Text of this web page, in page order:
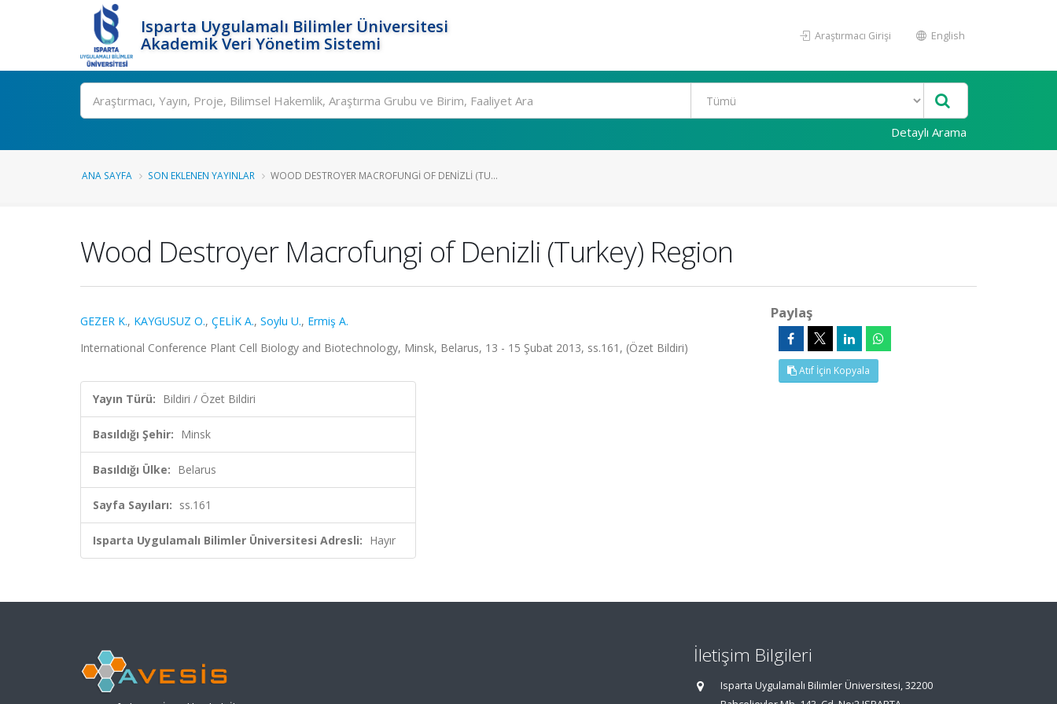
Isparta Uygulamalı Bilimler Üniversitesi
Akademik Veri Yönetim Sistemi
Araştırmacı Girişi English
Ara
Detaylı Arama
ANA SAYFA SON EKLENEN YAYINLAR WOOD DESTROYER MACROFUNGI OF DENIZLI (TU...
Wood Destroyer Macrofungi of Denizli (Turkey) Region
GEZER K., KAYGUSUZ O., ÇELİK A., Soylu U., Ermiş A.
International Conference Plant Cell Biology and Biotechnology, Minsk, Belarus, 13 - 15 Şubat 2013, ss.161, (Özet Bildiri)
Yayın Türü: Bildiri / Özet Bildiri
Basıldığı Şehir: Minsk
Basıldığı Ülke: Belarus
Sayfa Sayıları: ss.161
Isparta Uygulamalı Bilimler Üniversitesi Adresli: Hayır
Paylaş
Atıf İçin Kopyala
İletişim Bilgileri
Isparta Uygulamalı Bilimler Üniversitesi, 32200